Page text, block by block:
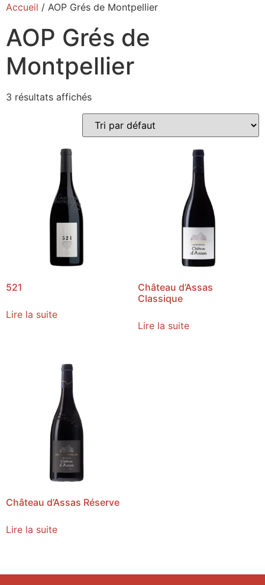
Accueil / AOP Grés de Montpellier
AOP Grés de
Montpellier
3 résultats affichés
521
Lire la suite
Château d’Assas
Classique
Lire la suite
Château d’Assas Réserve
Lire la suite